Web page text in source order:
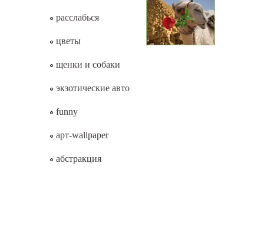
расслабься
цветы
щенки и собаки
экзотические авто
funny
арт-wallpaper
абстракция